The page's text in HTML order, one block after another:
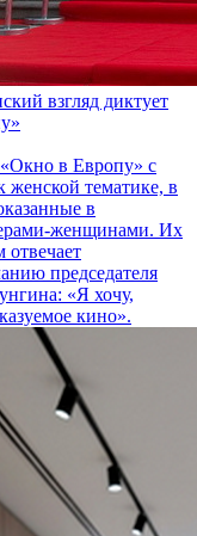
взгляд диктует
в Европу» с
женской тематике, в
в
женщинами. Их
отвечает
председателя
«Я хочу,
кино».